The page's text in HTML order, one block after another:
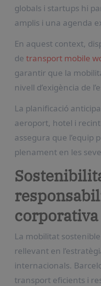
globals i startups hi
amplis i una agenda
En aquest context,
de transport mobile
garantir que la
nivell d’exigència de
La planificació
aeroport, hotel i
assegura que l’equip
plenament en les
corporativa
La mobilitat
rellevant en
internacionals.
transport eficients i